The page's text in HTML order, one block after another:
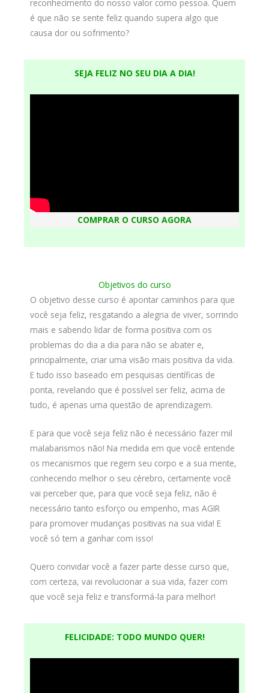
reconhecimento do nosso valor como pessoa. Quem
é que não se sente feliz quando supera algo que
causa dor ou sofrimento?
SEJA FELIZ NO SEU DIA A DIA!
COMPRAR O CURSO AGORA
Objetivos do curso
O objetivo desse curso é apontar caminhos para que
você seja feliz, resgatando a alegria de viver, sorrindo
mais e sabendo lidar de forma positiva com os
problemas do dia a dia para não se abater e,
principalmente, criar uma visão mais positiva da vida.
E tudo isso baseado em pesquisas científicas de
ponta, revelando que é possível ser feliz, acima de
tudo, é apenas uma questão de aprendizagem.
E para que você seja feliz não é necessário fazer mil
malabarismos não! Na medida em que você entende
os mecanismos que regem seu corpo e a sua mente,
conhecendo melhor o seu cérebro, certamente você
vai perceber que, para que você seja feliz, não é
necessário tanto esforço ou empenho, mas AGIR
para promover mudanças positivas na sua vida! E
você só tem a ganhar com isso!
Quero convidar você a fazer parte desse curso que,
com certeza, vai revolucionar a sua vida, fazer com
que você seja feliz e transformá-la para melhor!
FELICIDADE: TODO MUNDO QUER!